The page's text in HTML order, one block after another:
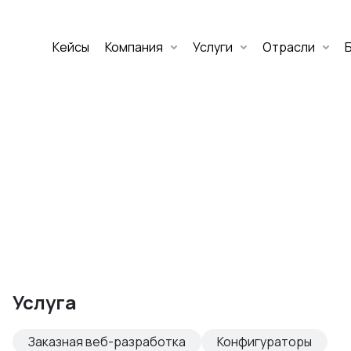
Кейсы Компания Услуги Отрасли
Услуга
Заказная веб-разработка
Конфигураторы